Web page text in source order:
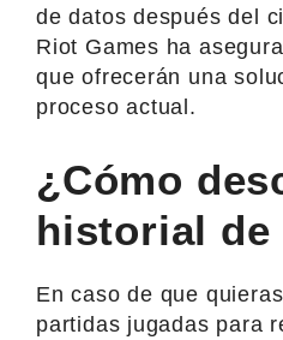
de datos después del
Riot Games ha
que ofrecerán una
proceso actual.
¿Cómo
historial de
En caso de que
partidas jugadas para